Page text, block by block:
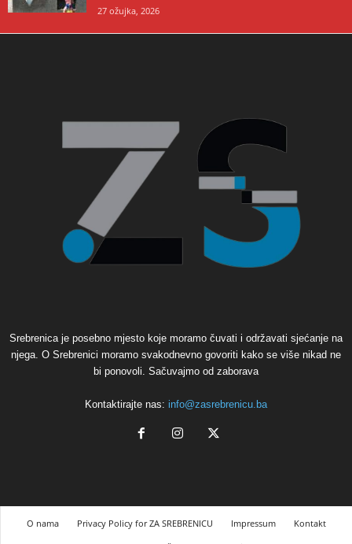
27 ožujka, 2026
Srebrenica je posebno mjesto koje moramo čuvati i održavati sjećanje na
njega. O Srebrenici moramo svakodnevno govoriti kako se više nikad ne
bi ponovoli. Sačuvajmo od zaborava
Kontaktirajte nas: info@zasrebrenicu.ba
O nama Privacy Policy for ZA SREBRENICU Impressum
Kontakt